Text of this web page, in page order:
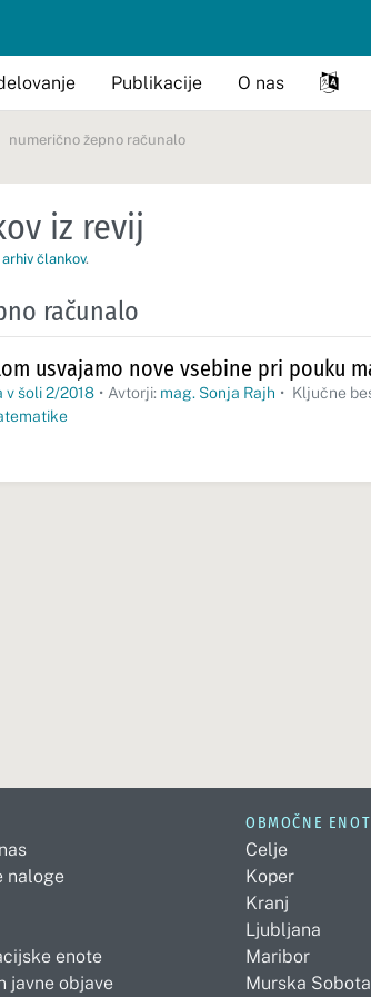
Publikacije O nas
numerično žepno računalo
iz revij
člankov.
računalo
usvajamo nove vsebine pri pouku
v šoli 2/2018 • Avtorji: mag. Sonja Rajh • Ključne
naloge
enote
javne objave
OBMOČNE
Celje
Koper
Kranj
Ljubljana
Maribor
Murska Sobota